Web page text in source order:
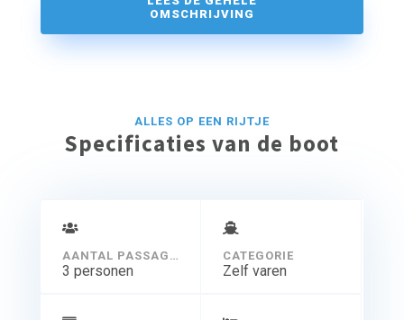
OMSCHRIJVING
ALLES OP EEN RIJTJE
Specificaties van de boot
AANTAL PASSAGIERS
3 personen
CATEGORIE
Zelf varen